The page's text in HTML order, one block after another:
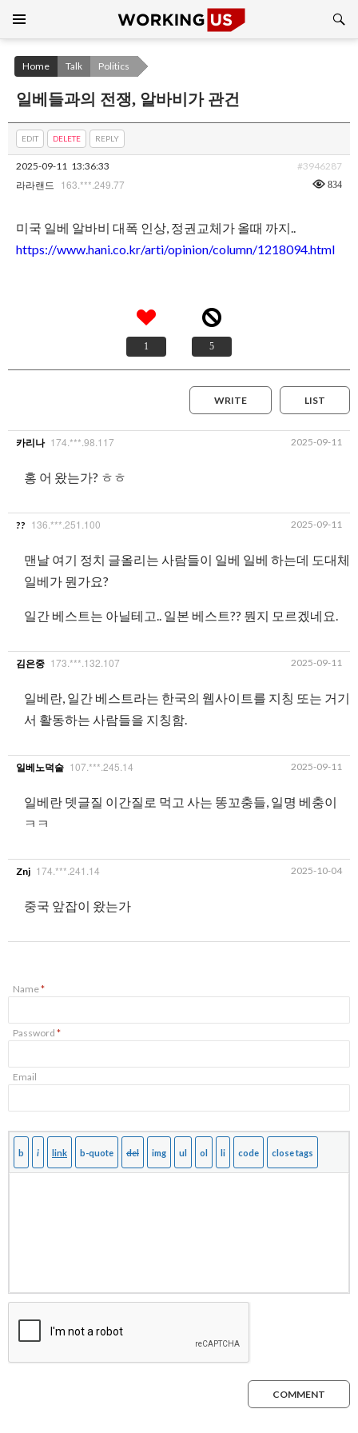
CONTENT
Home Talk Politics
일베들과의 전쟁, 알바비가 관건
EDIT DELETE REPLY
2025-09-11 13:36:33 #3946287
라라랜드 163.***.249.77 834
미국 일베 알바비 대폭 인상, 정권교체가 올때 까지..
https://www.hani.co.kr/arti/opinion/column/1218094.html
1 5
LIST
WRITE
카리나 174.***.98.117 2025-09-11
홍 어 왔는가? ㅎㅎ
?? 136.***.251.100 2025-09-11
맨날 여기 정치 글올리는 사람들이 일베 일베 하는데 도대체
일베가 뭔가요?
일간 베스트는 아닐테고.. 일본 베스트?? 뭔지 모르겠네요.
김은중 173.***.132.107 2025-09-11
일베란, 일간 베스트라는 한국의 웹사이트를 지칭 또는 거기
서 활동하는 사람들을 지칭함.
일베노덕술 107.***.245.14 2025-09-11
일베란 뎃글질 이간질로 먹고 사는 똥꼬충들, 일명 베충이
ㅋㅋ
Znj 174.***.241.14 2025-10-04
중국 앞잡이 왔는가
Name*
Password *
Email
COMMENT